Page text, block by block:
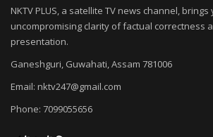
NKTV PLUS, a satellite TV news channel,
uncompromising clarity of factual correctness
presentation.
Ganeshguri, Guwahati, Assam 781006
Email: nktv247@gmail.com
Phone: 7099055656